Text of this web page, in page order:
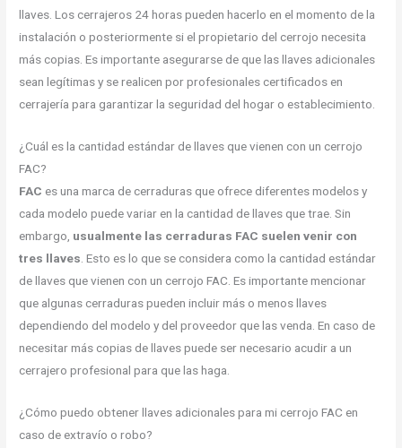
llaves. Los cerrajeros 24 horas pueden hacerlo en el momento de la
instalación o posteriormente si el propietario del cerrojo necesita
más copias. Es importante asegurarse de que las llaves adicionales
sean legítimas y se realicen por profesionales certificados en
cerrajería para garantizar la seguridad del hogar o establecimiento.
¿Cuál es la cantidad estándar de llaves que vienen con un cerrojo
FAC?
FAC es una marca de cerraduras que ofrece diferentes modelos y
cada modelo puede variar en la cantidad de llaves que trae. Sin
embargo, usualmente las cerraduras FAC suelen venir con
tres llaves . Esto es lo que se considera como la cantidad estándar
de llaves que vienen con un cerrojo FAC. Es importante mencionar
que algunas cerraduras pueden incluir más o menos llaves
dependiendo del modelo y del proveedor que las venda. En caso de
necesitar más copias de llaves puede ser necesario acudir a un
cerrajero profesional para que las haga.
¿Cómo puedo obtener llaves adicionales para mi cerrojo FAC en
caso de extravío o robo?